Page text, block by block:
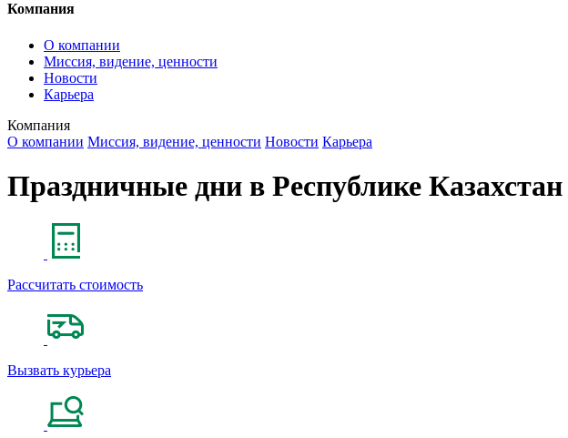
Компания
О компании
Миссия, видение, ценности
Новости
Карьера
Компания
О компании Миссия, видение, ценности Новости Карьера
Праздничные дни в Республике
Рассчитать стоимость
Вызвать курьера